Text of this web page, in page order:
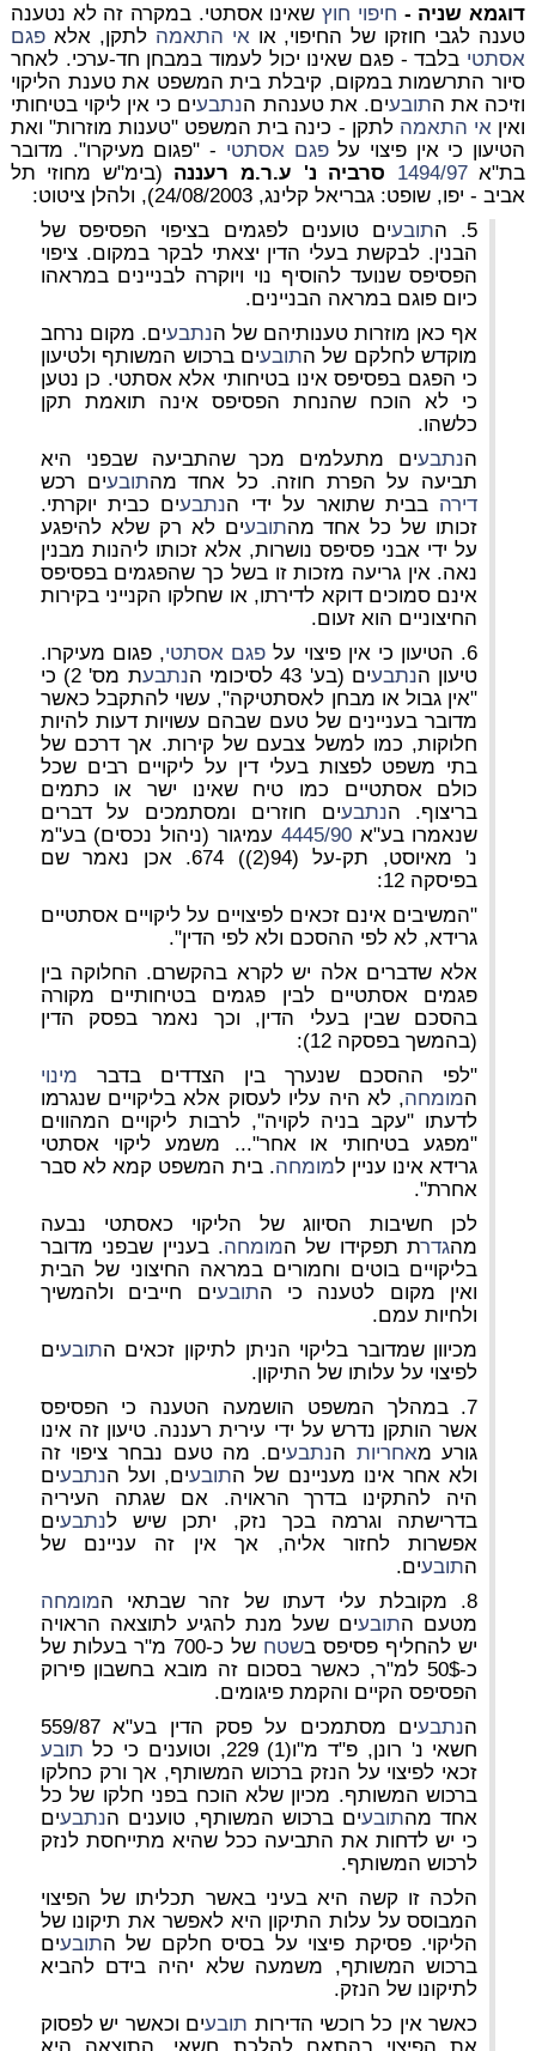
דוגמא שניה - חיפוי חוץשאינו אסתטי. במקרה זה לא נטענה
טענה לגבי חוזקו של החיפוי, או אי התאמה לתקן, אלאפגם
אסתטי בלבד - פגם שאינו יכול לעמוד במבחן חד-ערכי. לאחר
סיור התרשמות במקום, קיבלת בית המשפט את טענת הליקוי
וזיכה את התובעים. את טענהת הנתבעים כי אין ליקוי בטיחותי
ואין אי התאמה לתקן - כינה בית המשפט "טענות מוזרות" ואת
הטיעון כי אין פיצוי עלפגם אסתטי - "פגום מעיקרו". מדובר
בת"א1494/97 סרביה נ' ע.ר.מ רעננה (בימ"ש מחוזי תל
אביב - יפו, שופט: גבריאל קלינג, 24/08/2003), ולהלן ציטוט:
5. ה
תובעים טוענים לפגמים בציפוי הפסיפס של
הבנין. לבקשת בעלי הדין יצאתי לבקר במקום. ציפוי
הפסיפס שנועד להוסיף נוי ויוקרה לבניינים במראהו
כיום פוגם במראה הבניינים.
אף כאן מוזרות טענותיהם של הנתבעים. מקום נרחב
מוקדש לחלקם של התובעים ברכוש המשותף ולטיעון
כי הפגם בפסיפס אינו בטיחותי אלא אסתטי. כן נטען
כי לא הוכח שהנחת הפסיפס אינה תואמת תקן
כלשהו.
הנתבעים מתעלמים מכך שהתביעה שבפני היא
תביעה על הפרת חוזה. כל אחד מהתובעים רכש
דירה בבית שתואר על ידי הנתבעים כבית יוקרתי.
זכותו של כל אחד מהתובעים לא רק שלא להיפגע
על ידי אבני פסיפס נושרות, אלא זכותו ליהנות מבנין
נאה. אין גריעה מזכות זו בשל כך שהפגמים בפסיפס
אינם סמוכים דוקא לדירתו, או שחלקו הקנייני בקירות
החיצוניים הוא זעום.
6. הטיעון כי אין פיצוי על
פגם אסתטי, פגום מעיקרו.
טיעון הנתבעים (בע' 43 לסיכומי ה נתבע
ת מס' 2) כי
"אין גבול או מבחן לאסתטיקה", עשוי להתקבל כאשר
מדובר בעניינים של טעם שבהם עשויות דעות להיות
חלוקות, כמו למשל צבעם של קירות. אך דרכם של
בתי משפט לפצות בעלי דין על ליקויים רבים שכל
כולם אסתטיים כמו טיח שאינו ישר או כתמים
בריצוף. הנתבעים חוזרים ומסתמכים על דברים
שנאמרו בע"א4445/90 עמיגור (ניהול נכסים) בע"מ
נ' מאיוסט, תק-על (94(2)) 674. אכן נאמר שם
בפיסקה 12:
"המשיבים אינם זכאים לפיצויים על ליקויים אסתטיים
גרידא, לא לפי ההסכם ולא לפי הדין".
אלא שדברים אלה יש לקרא בהקשרם. החלוקה בין
פגמים אסתטיים לבין פגמים בטיחותיים מקורה
בהסכם שבין בעלי הדין, וכך נאמר בפסק הדין
(בהמשך בפסקה 12):
"לפי ההסכם שנערך בין הצדדים בדבר מינוי
המומחה, לא היה עליו לעסוק אלא בליקויים שנגרמו
לדעתו "עקב בניה לקויה", לרבות ליקויים המהווים
"מפגע בטיחותי או אחר"... משמע ליקוי אסתטי
גרידא אינו עניין למומחה. בית המשפט קמא לא סבר
אחרת".
לכן חשיבות הסיווג של הליקוי כאסתטי נבעה
מהגדרת תפקידו של המומחה. בעניין שבפני מדובר
בליקויים בוטים וחמורים במראה החיצוני של הבית
ואין מקום לטענה כי התובעים חייבים ולהמשיך
ולחיות עמם.
מכיוון שמדובר בליקוי הניתן לתיקון זכאים התובעים
לפיצוי על עלותו של התיקון.
7. במהלך המשפט הושמעה הטענה כי הפסיפס
אשר הותקן נדרש על ידי עירית רעננה. טיעון זה אינו
גורע מאחריות הנתבעים. מה טעם נבחר ציפוי זה
ולא אחר אינו מעניינם של התובעים, ועל הנתבעים
היה להתקינו בדרך הראויה. אם שגתה העיריה
בדרישתה וגרמה בכך נזק, יתכן שיש לנתבעים
אפשרות לחזור אליה, אך אין זה עניינם של
התובעים.
8. מקובלת עלי דעתו של זהר שבתאי ה
מומחה
מטעם התובעים שעל מנת להגיע לתוצאה הראויה
יש להחליף פסיפס בשטח
של כ-700 מ"ר בעלות של
כ-50$ למ"ר, כאשר בסכום זה מובא בחשבון פירוק
הפסיפס הקיים והקמת פיגומים.
הנתבע
ים מסתמכים על פסק הדין בע"א 559/87
חשאי נ' רונן, פ"ד מ"ו(1) 229, וטוענים כי כל
תובע
זכאי לפיצוי על הנזק ברכוש המשותף, אך ורק כחלקו
ברכוש המשותף. מכיון שלא הוכח בפני חלקו של כל
אחד מהתובעים ברכוש המשותף, טוענים הנתבעים
כי יש לדחות את התביעה ככל שהיא מתייחסת לנזק
לרכוש המשותף.
הלכה זו קשה היא בעיני באשר תכליתו של הפיצוי
המבוסס על עלות התיקון היא לאפשר את תיקונו של
הליקוי. פסיקת פיצוי על בסיס חלקם של התובעים
ברכוש המשותף, משמעה שלא יהיה בידם להביא
לתיקונו של הנזק.
כאשר אין כל רוכשי הדירות תובעים וכאשר יש לפסוק
את הפיצוי בהתאם להלכת חשאי, התוצאה היא